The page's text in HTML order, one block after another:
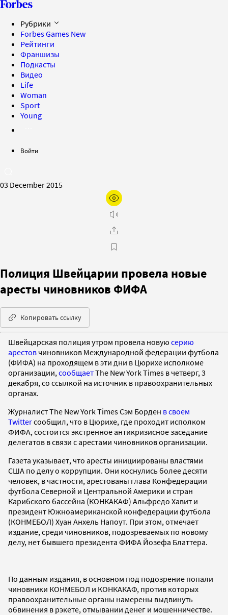
Рубрики
Forbes Games New
Рейтинги
Франшизы
Подкасты
Видео
Life
Woman
Sport
Young
Войти
03 December 2015
Полиция Швейцарии провела новые
аресты чиновников ФИФА
Копировать ссылку
Швейцарская полиция утром провела новую серию
арестов чиновников Международной федерации футбола
(ФИФА) на проходящем в эти дни в Цюрихе исполкоме
организации, сообщаетThe New York Times в четверг, 3
декабря, со ссылкой на источник в правоохранительных
органах.
Журналист The New York Times Сэм Борден в своем
Twitterсообщил, что в Цюрихе, где проходит исполком
ФИФА, состоится экстренное антикризисное заседание
делегатов в связи с арестами чиновников организации.
Газета указывает, что аресты инициированы властями
США по делу о коррупции. Они коснулись более десяти
человек, в частности, арестованы глава Конфедерации
футбола Северной и Центральной Америки и стран
Карибского бассейна (КОНКАКАФ) Альфредо Хавит и
президент Южноамериканской конфедерации футбола
(КОНМЕБОЛ) Хуан Анхель Напоут. При этом, отмечает
издание, среди чиновников, подозреваемых по новому
делу, нет бывшего президента ФИФА Йозефа Блаттера.
По данным издания, в основном под подозрение попали
чиновники КОНМЕБОЛ и КОНКАКАФ, против которых
правоохранительные органы намерены выдвинуть
обвинения в рэкете, отмывании денег и мошенничестве.